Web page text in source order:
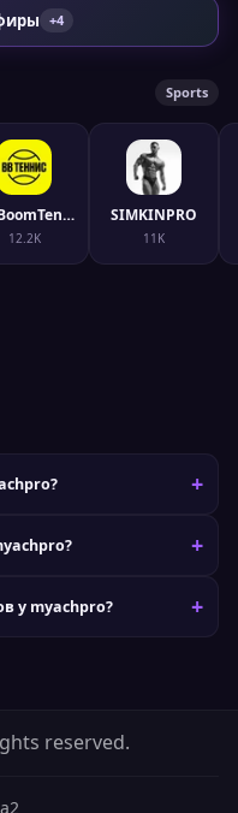
+4
Sports
BetBoomTennis3
12.2K
SIMKINPRO
11K
у myachpro?
reserved.